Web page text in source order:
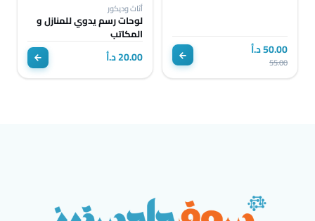
50.00 د.أ
55.00
أثاث وديكور
لوحات رسم يدوي للمنازل و
المكاتب
20.00 د.أ